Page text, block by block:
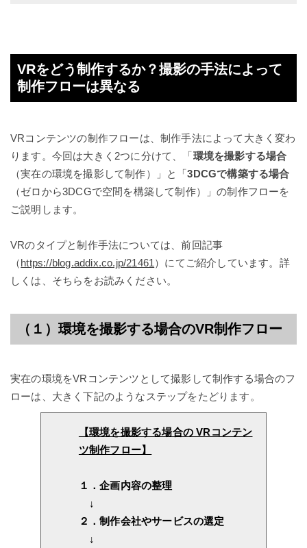
VRをどう制作するか？撮影の手法によって
制作フローは異なる
VRコンテンツの制作フローは、制作手法によって大きく変わ
ります。今回は大きく2つに分けて、「環境を撮影する場合
（実在の環境を撮影して制作）」と「3DCGで構築する場合
（ゼロから3DCGで空間を構築して制作）」の制作フローを
ご説明します。
VRのタイプと制作手法については、前回記事
（https://blog.addix.co.jp/21461）にてご紹介しています。詳
しくは、そちらをお読みください。
（１）環境を撮影する場合のVR制作フロー
実在の環境をVRコンテンツとして撮影して制作する場合のフ
ローは、大きく下記のようなステップをたどります。
【環境を撮影する場合の VRコンテン
ツ制作フロー】
１．企画内容の整理
↓
２．制作会社やサービスの選定
↓